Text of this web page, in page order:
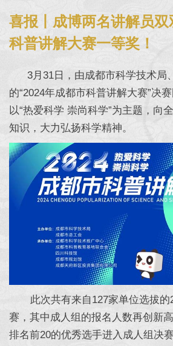
喜报丨成博两名讲解员
科普讲解大赛一等奖！
3月31日，由成都市科学技术局
的“2024年成都市科普讲解大赛”决
以“热爱科学 崇尚科学”为主题，向
知识，大力弘扬科学精神。
此次共有来自127家单位选拔的
赛，其中成人组的报名人数再创新
排名前20的优秀选手进入成人组决